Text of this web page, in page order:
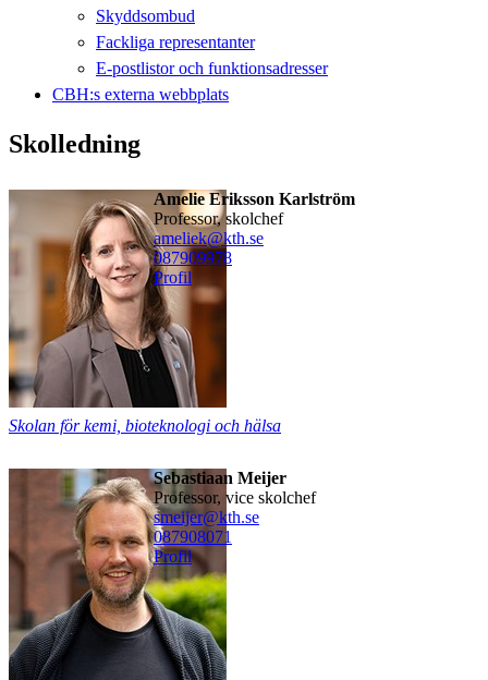
Skyddsombud
Fackliga representanter
E-postlistor och funktionsadresser
CBH:s externa webbplats
Skolledning
Amelie Eriksson Karlström
professor, skolchef
ameliek@kth.se
087909978
Profil
Skolan för kemi, bioteknologi och hälsa
Sebastiaan Meijer
professor, vice skolchef
smeijer@kth.se
087908071
Profil